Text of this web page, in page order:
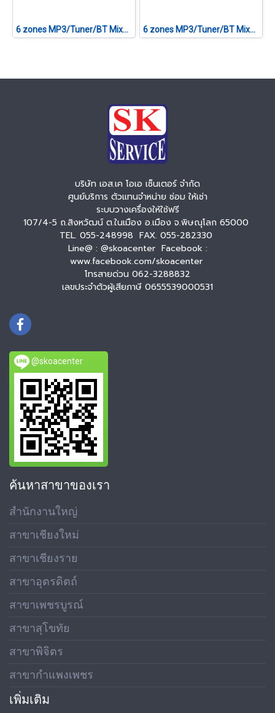
6 zones MP3/Tuner/BT Mixer Amplifier CVTA-480F II 6 zones MP3/Tuner/BT Mixer Amplifier CVTA-120F II
บริษัท เอส.เค โอเอ เซ็นเตอร์ จำกัด
ศูนย์บริการ ตัวแทนจำหน่าย ซ่อม ให้เช่า
ระบบวางเครื่องให้ใช้ฟรี
107/4-5 ถ.สิงหวัฒน์ ต.ในเมือง อ.เมือง จ.พิษณุโลก 65000
TEL. 055-248998 FAX. 055-282330
Line@ : @skoacenter Facebook :
www.facebook.com/skoacenter
โทรสายด่วน 062-3288832
เลขประจำตัวผู้เสียภาษี 0655539000531
@skoacenter
ค้นหาสาขาของเรา
สำนักงานใหญ่
สาขาเชียงใหม่
สาขาเชียงราย
สาขาอุตรดิตถ์
สาขาเพชรบูรณ์
สาขาสุโขทัย
สาขาพิจิตร
สาขากำแพงเพชร
เพิ่มเติม